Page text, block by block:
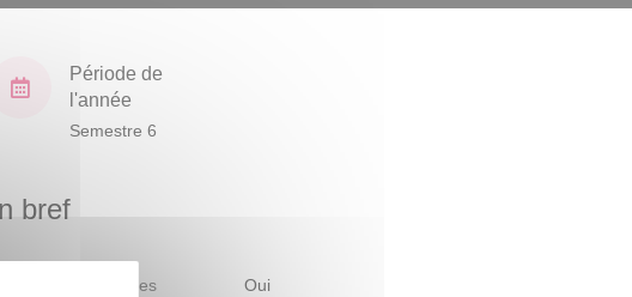
Période de
l'année
Semestre 6
bref
Mobilité d'études Oui